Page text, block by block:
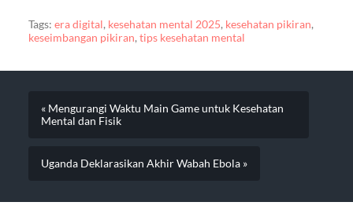
Tags: era digital, kesehatan mental 2025, kesehatan pikiran,
keseimbangan pikiran, tips kesehatan mental
« Mengurangi Waktu Main Game untuk Kesehatan
Mental dan Fisik
Uganda Deklarasikan Akhir Wabah Ebola »